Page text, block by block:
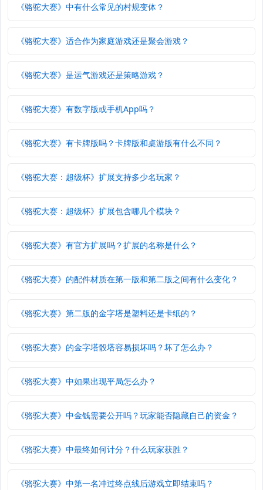
《骆驼大赛》中有什么常见的村规变体？
《骆驼大赛》适合作为家庭游戏还是聚会游戏？
《骆驼大赛》是运气游戏还是策略游戏？
《骆驼大赛》有数字版或手机App吗？
《骆驼大赛》有卡牌版吗？卡牌版和桌游版有什么不同？
《骆驼大赛：超级杯》扩展支持多少名玩家？
《骆驼大赛：超级杯》扩展包含哪几个模块？
《骆驼大赛》有官方扩展吗？扩展的名称是什么？
《骆驼大赛》的配件材质在第一版和第二版之间有什么变化？
《骆驼大赛》第二版的金字塔是塑料还是卡纸的？
《骆驼大赛》的金字塔骰塔容易损坏吗？坏了怎么办？
《骆驼大赛》中如果出现平局怎么办？
《骆驼大赛》中金钱需要公开吗？玩家能否隐藏自己的资金？
《骆驼大赛》中最终如何计分？什么玩家获胜？
《骆驼大赛》中第一名冲过终点线后游戏立即结束吗？